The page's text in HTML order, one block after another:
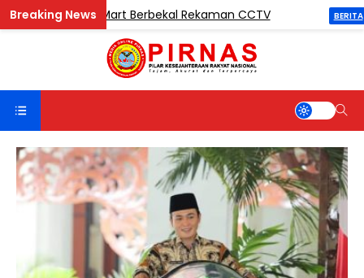
di Madina Mart Berbekal Rekaman CCTV